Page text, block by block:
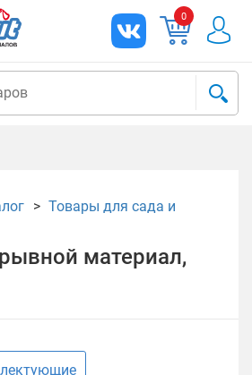
0
Товары для сада и
материал,